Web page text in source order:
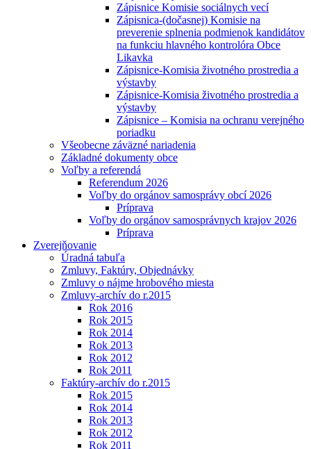
Zápisnice Komisie sociálnych vecí
Zápisnica-(dočasnej) Komisie na
preverenie splnenia podmienok kandidátov
na funkciu hlavného kontrolóra Obce
Likavka
Zápisnice-Komisia životného prostredia a
výstavby
Zápisnice-Komisia životného prostredia a
výstavby
Zápisnice – Komisia na ochranu verejného
poriadku
Všeobecne záväzné nariadenia
Základné dokumenty obce
Voľby a referendá
Referendum 2026
Voľby do orgánov samosprávy obcí 2026
Príprava
Voľby do orgánov samosprávnych krajov 2026
Príprava
Zverejňovanie
Úradná tabuľa
Zmluvy, Faktúry, Objednávky
Zmluvy o nájme hrobového miesta
Zmluvy-archív do r.2015
Rok 2016
Rok 2015
Rok 2014
Rok 2013
Rok 2012
Rok 2011
Faktúry-archív do r.2015
Rok 2015
Rok 2014
Rok 2013
Rok 2012
Rok 2011